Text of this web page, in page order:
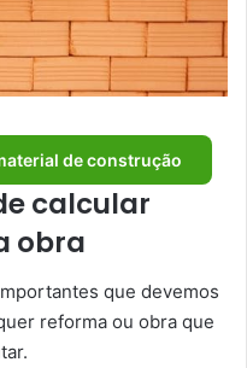
de construção
calcular
obra
que devemos
reforma ou obra que